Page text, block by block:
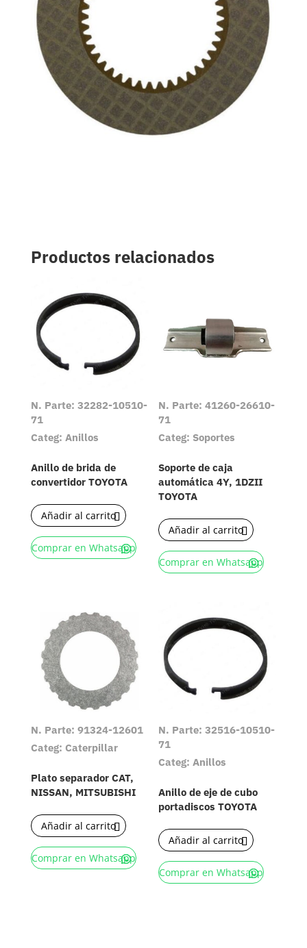
Productos relacionados
N. Parte: 32282-10510-
71
Categ: Anillos
Anillo de brida de
convertidor TOYOTA
Añadir al carrito
Comprar en Whatsapp
N. Parte: 41260-26610-
71
Categ: Soportes
Soporte de caja
automática 4Y, 1DZII
TOYOTA
Añadir al carrito
Comprar en Whatsapp
N. Parte: 91324-12601
Categ: Caterpillar
Plato separador CAT,
NISSAN, MITSUBISHI
Añadir al carrito
Comprar en Whatsapp
N. Parte: 32516-10510-
71
Categ: Anillos
Anillo de eje de cubo
portadiscos TOYOTA
Añadir al carrito
Comprar en Whatsapp